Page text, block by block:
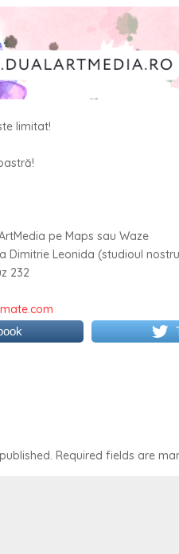
limitat!
pe Maps sau Waze
Dimitrie Leonida (studioul
232
Required fields are